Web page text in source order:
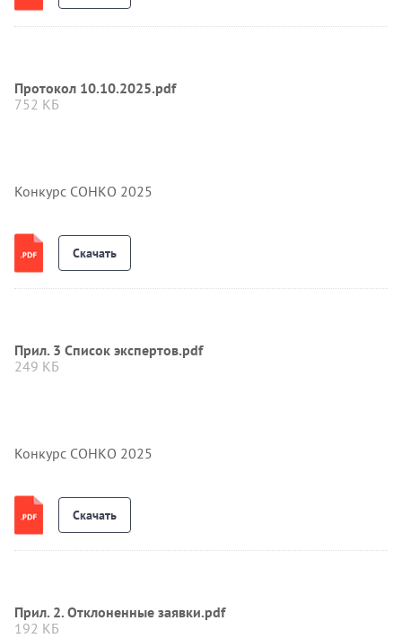
Протокол 10.10.2025.pdf
752 КБ
Конкурс СОНКО 2025
Скачать
Прил. 3 Список экспертов.pdf
249 КБ
Конкурс СОНКО 2025
Скачать
Прил. 2. Отклоненные заявки.pdf
192 КБ